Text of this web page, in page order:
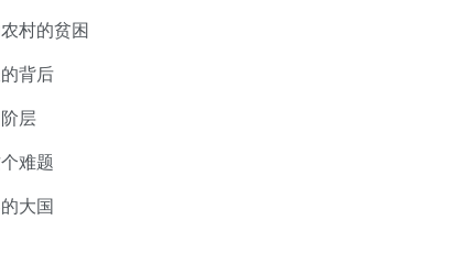
村的贫困
背后
层
难题
大国